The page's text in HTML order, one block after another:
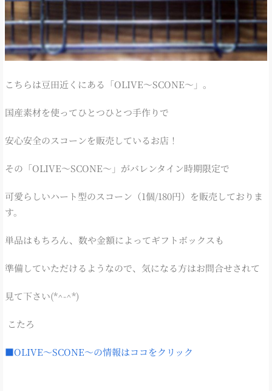
こちらは豆田近くにある「OLIVE～SCONE～」。
国産素材を使ってひとつひとつ手作りで
安心安全のスコーンを販売しているお店！
その「OLIVE～SCONE～」がバレンタイン時期限定で
可愛らしいハート型のスコーン（1個/180円）を販売しておりま
す。
単品はもちろん、数や金額によってギフトボックスも
準備していただけるようなので、気になる方はお問合せされて
見て下さい(*^-^*)
こたろ
■OLIVE～SCONE～の情報はココをクリック